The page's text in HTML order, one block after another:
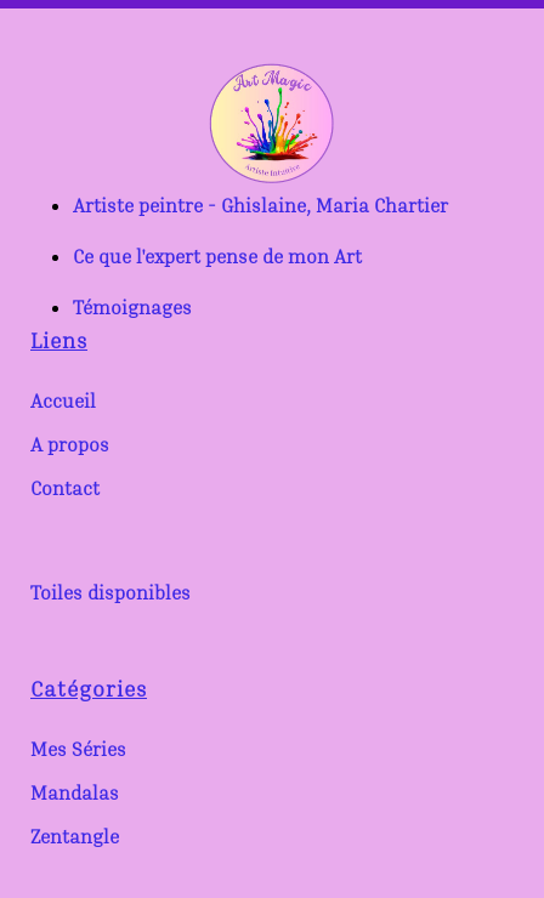
Artiste peintre - Ghislaine, Maria Chartier
Ce que l'expert pense de mon Art
Témoignages
Liens
Accueil
A propos
Contact
Toiles disponibles
Catégories
Mes Séries
Mandalas
Zentangle